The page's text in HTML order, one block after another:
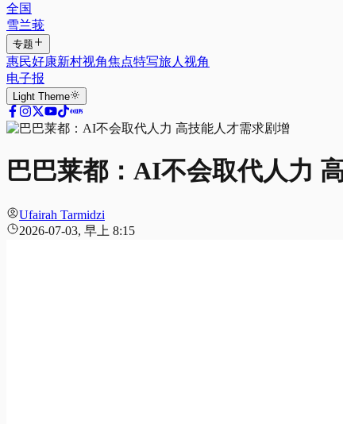
全国
雪兰莪
专题
惠民好康新村视角焦点特写旅人视角
电子报
Light Theme
巴巴莱都：AI不会取代人力
Ufairah Tarmidzi
2026-07-03, 早上 8:15